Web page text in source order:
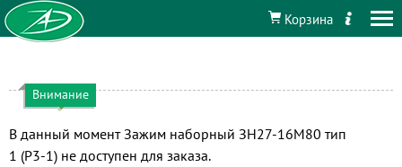
Корзина
Внимание
В данный момент Зажим наборный ЗН27-16М80 тип
1 (Р3-1) не доступен для заказа.